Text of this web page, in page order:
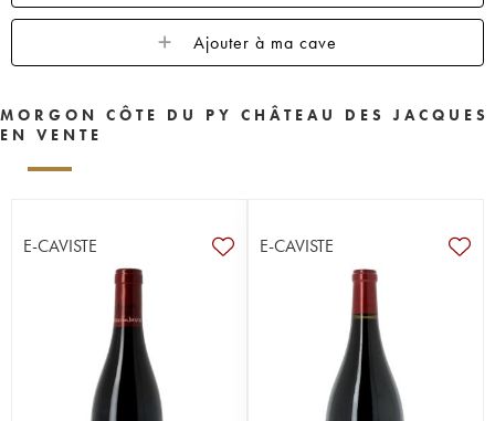
Ajouter à ma cave
MORGON CÔTE DU PY CHÂTEAU DES JACQUES
EN VENTE
E-CAVISTE E-CAVISTE